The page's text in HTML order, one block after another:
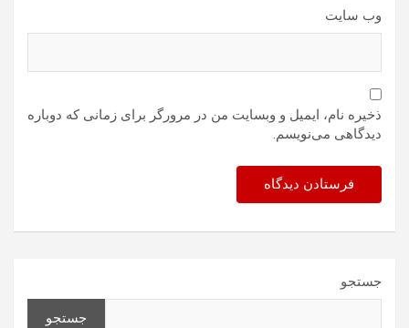
وب‌ سایت
ذخیره نام، ایمیل و وبسایت من در مرورگر برای زمانی که دوباره
دیدگاهی می‌نویسم.
جستجو
جستجو